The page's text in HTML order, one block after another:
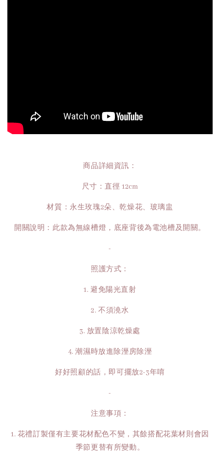
商品詳細資訊：
尺寸：直徑 12cm
材質：永生玫瑰2朵、乾燥花、玻璃盅
開關說明：此款為無線槽燈，底座背後為電池槽及開關。
-
照護方式：
1. 避免陽光直射
2. 不須澆水
3. 放置陰涼乾燥處
4. 潮濕時放進除溼房除溼
好好照顧的話，即可擺放2-3年唷
-
注意事項：
1. 花禮訂製僅有主要花材配色不變，其餘搭配花葉材則會因
季節更替有所變動。